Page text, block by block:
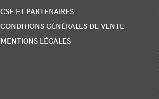
CSE ET PARTENAIRES
CONDITIONS GÉNÉRALES DE VENTE
MENTIONS LÉGALES